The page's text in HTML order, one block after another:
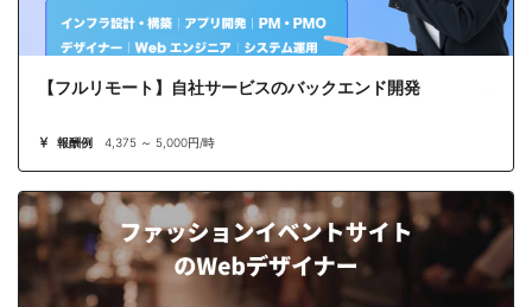
【フルリモート】自社サービスのバックエンド開発
報酬例 4,375 ～ 5,000円/時